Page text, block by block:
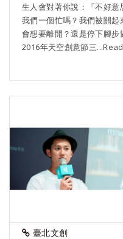
生人會對著你說：「不好意
我們一個忙嗎？我們被關起
會想要離開？還是停下腳步
2016年天空創意節三
臺北文創